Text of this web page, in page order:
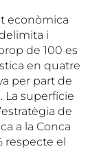
econòmica
i
de 100 es
en quatre
per part de
La superfície
de
a la Conca
respecte el